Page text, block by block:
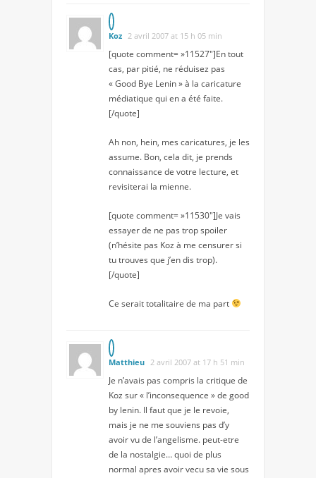
Koz 2 avril 2007 at 15 h 05 min
[quote comment= »11527″]En tout
cas, par pitié, ne réduisez pas
« Good Bye Lenin » à la caricature
médiatique qui en a été faite.
[/quote]
Ah non, hein, mes caricatures, je les
assume. Bon, cela dit, je prends
connaissance de votre lecture, et
revisiterai la mienne.
[quote comment= »11530″]Je vais
essayer de ne pas trop spoiler
(n’hésite pas Koz à me censurer si
tu trouves que j’en dis trop).
[/quote]
Ce serait totalitaire de ma part
Matthieu 2 avril 2007 at 17 h 51 min
Je n’avais pas compris la critique de
Koz sur « l’inconsequence » de good
by lenin. Il faut que je le revoie,
mais je ne me souviens pas d’y
avoir vu de l’angelisme. peut-etre
de la nostalgie… quoi de plus
normal apres avoir vecu sa vie sous